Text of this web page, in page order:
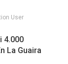
User
4.000
La Guaira